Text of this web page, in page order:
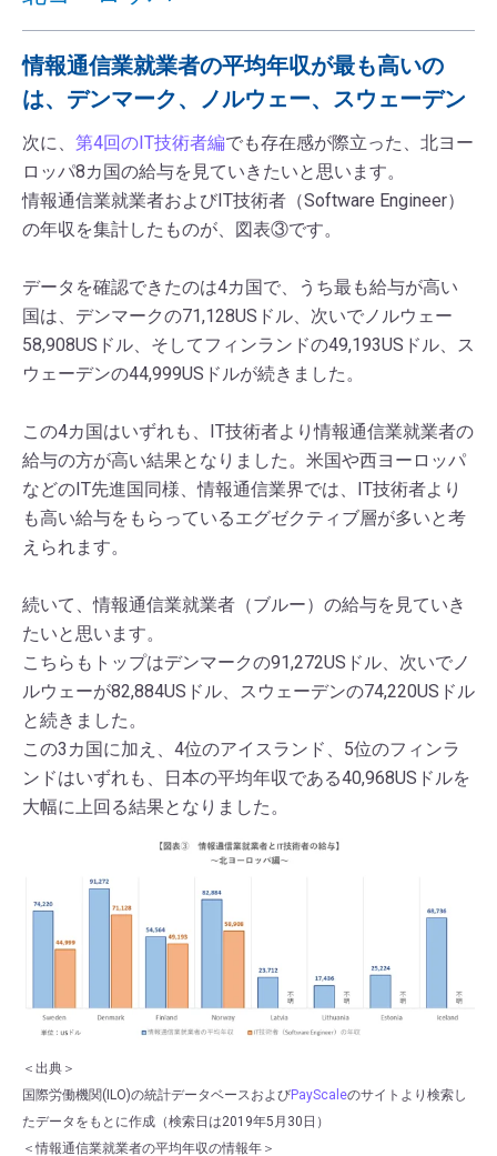
情報通信業就業者の平均年収が最も高いの
は、デンマーク、ノルウェー、スウェーデン
次に、 第4回のIT技術者編でも存在感が際立った、北ヨー
ロッパ8カ国の給与を見ていきたいと思います。
情報通信業就業者およびIT技術者（Software Engineer）
の年収を集計したものが、図表③です。
データを確認できたのは4カ国で、うち最も給与が高い
国は、デンマークの71,128USドル、次いでノルウェー
58,908USドル、そしてフィンランドの49,193USドル、ス
ウェーデンの44,999USドルが続きました。
この4カ国はいずれも、IT技術者より情報通信業就業者の
給与の方が高い結果となりました。米国や西ヨーロッパ
などのIT先進国同様、情報通信業界では、IT技術者より
も高い給与をもらっているエグゼクティブ層が多いと考
えられます。
続いて、情報通信業就業者（ブルー）の給与を見ていき
たいと思います。
こちらもトップはデンマークの91,272USドル、次いでノ
ルウェーが82,884USドル、スウェーデンの74,220USドル
と続きました。
この3カ国に加え、4位のアイスランド、5位のフィンラ
ンドはいずれも、日本の平均年収である40,968USドルを
大幅に上回る結果となりました。
＜出典＞
国際労働機関(ILO)の統計データベースおよびPayScaleのサイトより検索し
たデータをもとに作成（検索日は2019年5月30日）
＜情報通信業就業者の平均年収の情報年＞